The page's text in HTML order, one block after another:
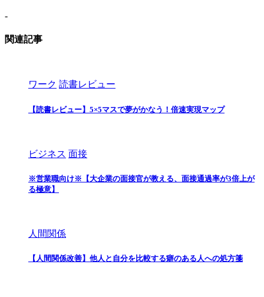
-
関連記事
ワーク 読書レビュー
【読書レビュー】5×5マスで夢がかなう！倍速実現マップ
ビジネス 面接
※営業職向け※【大企業の面接官が教える、面接通過率が3倍上が
る極意】
人間関係
【人間関係改善】他人と自分を比較する癖のある人への処方箋